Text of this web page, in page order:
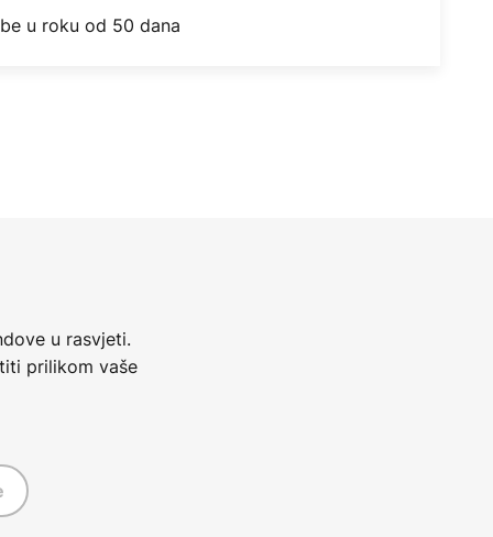
u roku od 50 dana
u rasvjeti.
prilikom vaše